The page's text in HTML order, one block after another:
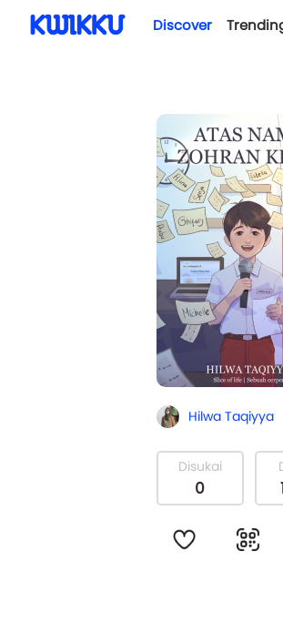
Discover
Hilwa Taqiyya
Disukai
0